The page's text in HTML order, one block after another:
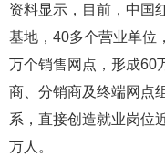
资料显示，目前，中国
基地，40多个营业单位
万个销售网点，形成60
商、分销商及终端网点
系，直接创造就业岗位
万人。